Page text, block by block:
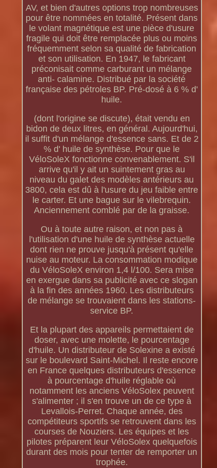
AV, et bien d'autres options trop nombreuses
pour être nommées en totalité. Présent dans
le volant magnétique est une pièce d'usure
fragile qui doit être remplacée plus ou moins
fréquemment selon sa qualité de fabrication
et son utilisation. En 1947, le fabricant
préconisait comme carburant un mélange
anti- calamine. Distribué par la société
française des pétroles BP. Pré-dosé à 6 % d'
huile.
(dont l'origine se discute), était vendu en
bidon de deux litres, en général. Aujourd'hui,
il suffit d'un mélange d'essence sans. Et de 2
% d' huile de synthèse. Pour que le
VéloSoleX fonctionne convenablement. S'il
arrive qu'il y ait un suintement gras au
niveau du galet des modèles antérieurs au
3800, cela est dû à l'usure du jeu faible entre
le carter. Et une bague sur le vilebrequin.
Anciennement comblé par de la graisse.
Ou à toute autre raison, et non pas à
l'utilisation d'une huile de synthèse actuelle
dont rien ne prouve jusqu'à présent qu'elle
nuise au moteur. La consommation modique
du VéloSoleX environ 1,4 l/100. Sera mise
en exergue dans sa publicité avec ce slogan
à la fin des années 1960. Les distributeurs
de mélange se trouvaient dans les stations-
service BP.
Et la plupart des appareils permettaient de
doser, avec une molette, le pourcentage
d'huile. Un distributeur de Solexine a existé
sur le boulevard Saint-Michel. Il reste encore
en France quelques distributeurs d'essence
à pourcentage d'huile réglable où
notamment les anciens VéloSolex peuvent
s'alimenter ; il s'en trouve un de ce type à
Levallois-Perret. Chaque année, des
compétiteurs sportifs se retrouvent dans les
courses de Nouziers. Les équipes et les
pilotes préparent leur VéloSolex quelquefois
durant des mois pour tenter de remporter un
trophée.